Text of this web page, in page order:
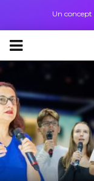
Un concept